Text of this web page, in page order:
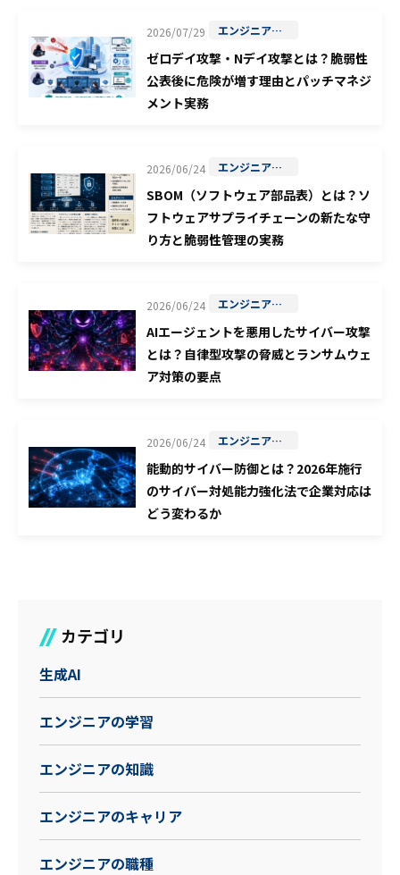
2026/07/29 エンジニアの学習
ゼロデイ攻撃・Nデイ攻撃とは？脆弱性
公表後に危険が増す理由とパッチマネジ
メント実務
2026/06/24 エンジニアの学習
SBOM（ソフトウェア部品表）とは？ソ
フトウェアサプライチェーンの新たな守
り方と脆弱性管理の実務
2026/06/24 エンジニアの学習
AIエージェントを悪用したサイバー攻撃
とは？自律型攻撃の脅威とランサムウェ
ア対策の要点
2026/06/24 エンジニアの学習
能動的サイバー防御とは？2026年施行
のサイバー対処能力強化法で企業対応は
どう変わるか
カテゴリ
生成AI
エンジニアの学習
エンジニアの知識
エンジニアのキャリア
エンジニアの職種